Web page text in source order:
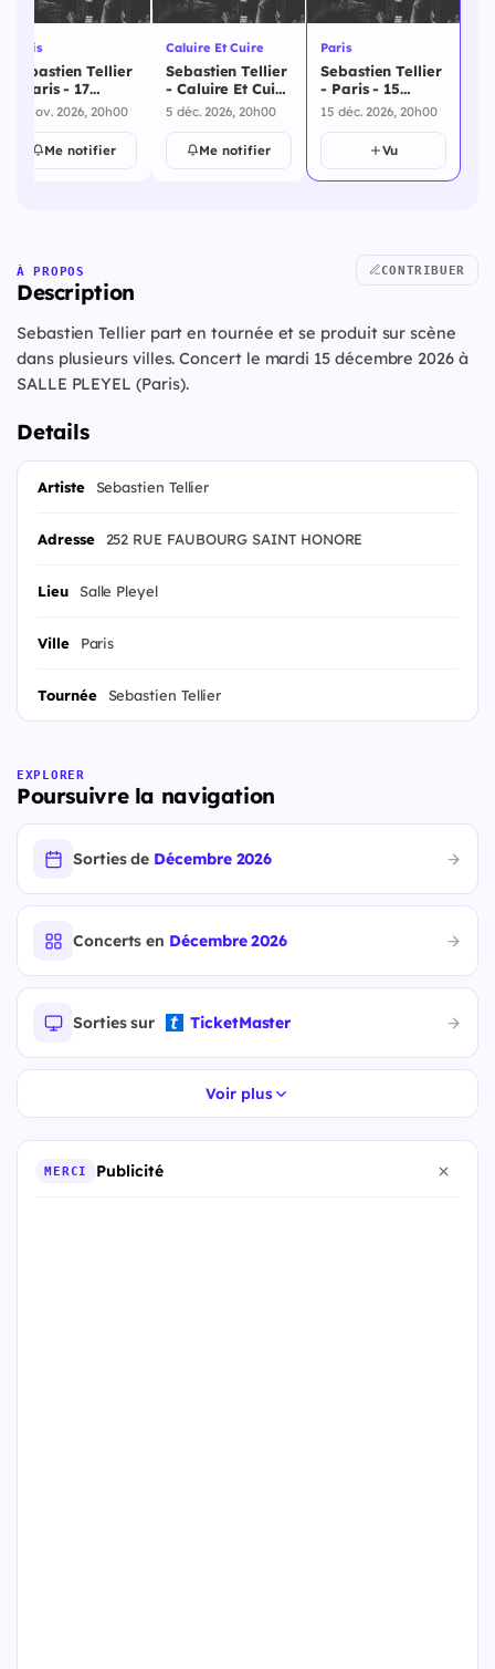
Paris
Sebastien Tellier
- Paris - 17
novembre 2026
17 nov. 2026, 20h00
Me notifier
Caluire Et Cuire
Sebastien Tellier
- Caluire Et Cuire
- 5 décembre
5 déc. 2026, 20h00
Me notifier
Paris
Sebastien Tellier
- Paris - 15
décembre 2026
15 déc. 2026, 20h00
Vu
À PROPOS
Description
CONTRIBUER
Sebastien Tellier part en tournée et se produit sur scène
dans plusieurs villes. Concert le mardi 15 décembre 2026 à
SALLE PLEYEL (Paris).
Details
Artiste Sebastien Tellier
Adresse 252 RUE FAUBOURG SAINT HONORE
Lieu Salle Pleyel
Ville Paris
Tournée Sebastien Tellier
EXPLORER
Poursuivre la navigation
Sorties de Décembre 2026
Concerts en Décembre 2026
Sorties sur TicketMaster
Voir plus
MERCI Publicité